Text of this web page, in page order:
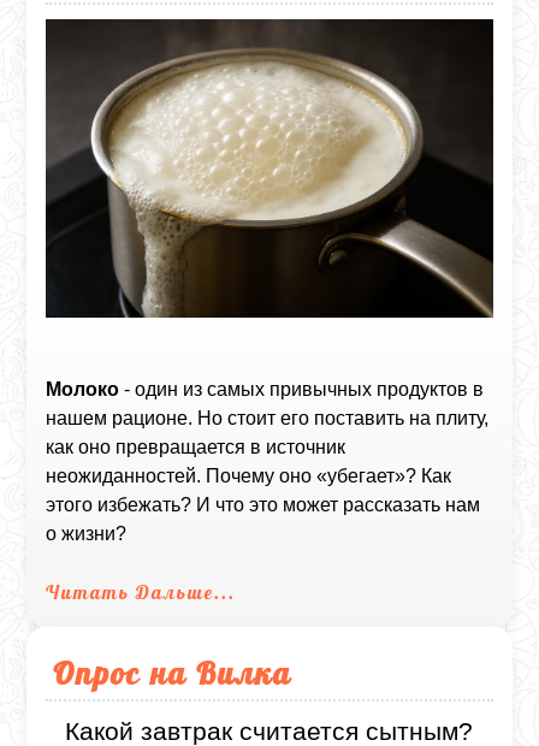
Молоко - один из самых привычных продуктов в
нашем рационе. Но стоит его поставить на плиту,
как оно превращается в источник
неожиданностей. Почему оно «убегает»? Как
этого избежать? И что это может рассказать нам
о жизни?
Читать Дальше...
Опрос на Вилка
Какой завтрак считается сытным?